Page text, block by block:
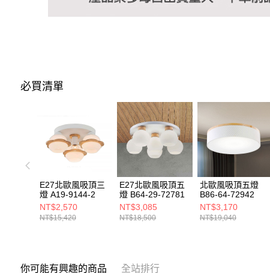
必買清單
E27北歐風吸頂三
燈 A19-9144-2
NT$2,570
NT$15,420
E27北歐風吸頂五
燈 B64-29-72781
NT$3,085
NT$18,500
北歐風吸頂五燈
B86-64-72942
NT$3,170
NT$19,040
你可能有興趣的商品 全站排行